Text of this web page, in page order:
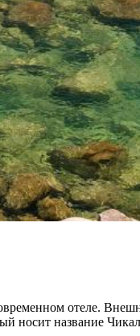
отеле.
носит название